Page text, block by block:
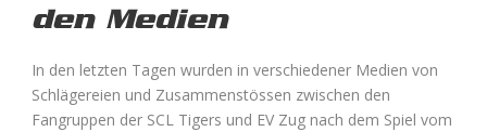
den Medien
In den letzten Tagen wurden in verschiedener Medien von
Schlägereien und Zusammenstössen zwischen den
Fangruppen der SCL Tigers und EV Zug nach dem Spiel vom